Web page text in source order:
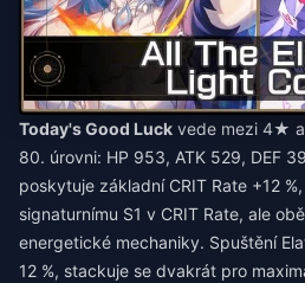
Today's Good Luck vede mezi 4★
80. úrovni: HP 953, ATK 529, DEF
poskytuje základní CRIT Rate +12
signaturnímu S1 v CRIT Rate, ale
energetické mechaniky. Spuštění
12 %, stackuje se dvakrát pro